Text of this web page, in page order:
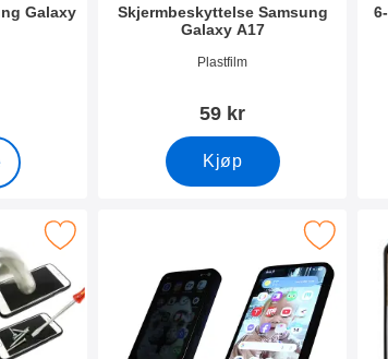
Galaxy
Samsung Galaxy A17
Skjermbeskyttelse Samsung
Galaxy A17
Varenummer 53863
Plastfilm
59 kr
Kjøp
av glass Samsung Galaxy A17 som favoritt
Merk privacy Skjermbeskytter i herdet glass